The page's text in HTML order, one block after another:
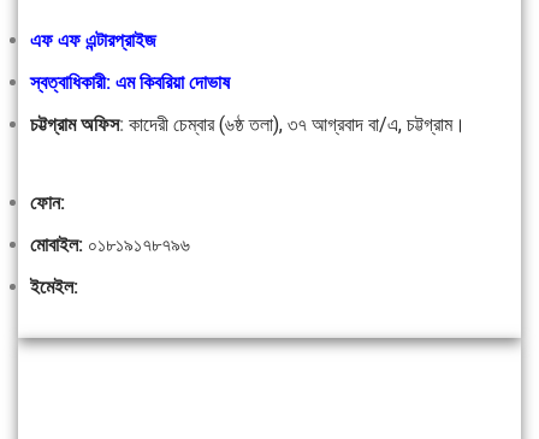
এফ এফ এন্টারপ্রাইজ
স্বত্বাধিকারী: এম কিবরিয়া দোভাষ
চট্টগ্রাম অফিস: কাদেরী চেম্বার (৬ষ্ঠ তলা), ৩৭ আগ্রবাদ বা/এ, চট্টগ্রাম।
ফোন:
মোবাইল: ০১৮১৯১৭৮৭৯৬
ইমেইল: